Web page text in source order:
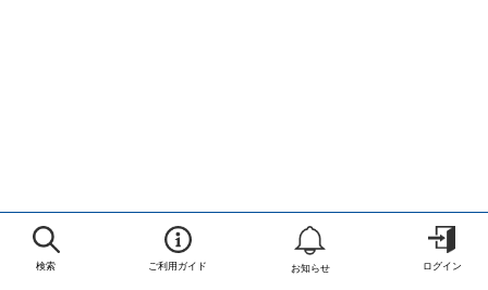
検索 ご利用ガイド お知らせ ログイン